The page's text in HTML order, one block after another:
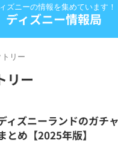
ズニーの情報を集めています！
ディズニー情報局
リー
リー
ィズニーランドのガチ
とめ【2025年版】